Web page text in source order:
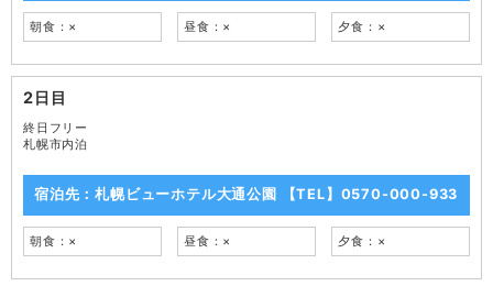
朝食：× 昼食：× 夕食：×
2日目
終日フリー
札幌市内泊
宿泊先：札幌ビューホテル大通公園 【TEL】0570-000-933
朝食：× 昼食：× 夕食：×